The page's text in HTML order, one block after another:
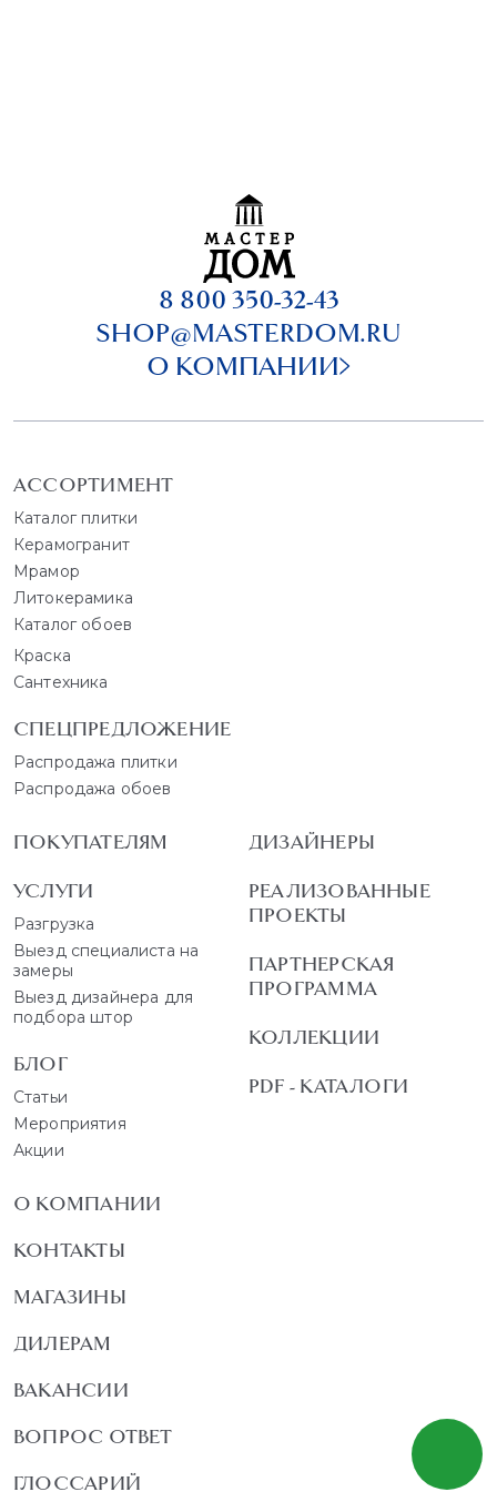
8 800 350-32-43
SHOP@MASTERDOM.RU
О КОМПАНИИ
АССОРТИМЕНТ
Каталог плитки
Керамогранит
Мрамор
Литокерамика
Каталог обоев
Краска
Сантехника
СПЕЦПРЕДЛОЖЕНИЕ
Распродажа плитки
Распродажа обоев
ПОКУПАТЕЛЯМ
УСЛУГИ
Разгрузка
Выезд специалиста на
замеры
Выезд дизайнера для
подбора штор
БЛОГ
Статьи
Мероприятия
Акции
ДИЗАЙНЕРЫ
РЕАЛИЗОВАННЫЕ
ПРОЕКТЫ
ПАРТНЕРСКАЯ
ПРОГРАММА
КОЛЛЕКЦИИ
PDF - КАТАЛОГИ
О КОМПАНИИ
КОНТАКТЫ
МАГАЗИНЫ
ДИЛЕРАМ
ВАКАНСИИ
ВОПРОС ОТВЕТ
ГЛОССАРИЙ